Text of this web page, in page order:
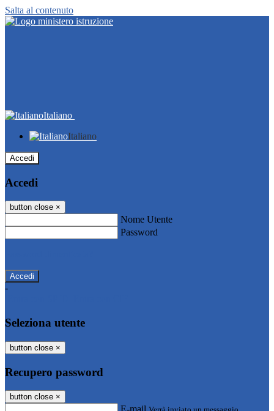
Salta al contenuto
Italiano
Italiano
Accedi
Accedi
button close ×
Nome Utente
Password
-
Seleziona utente
button close ×
Recupero password
button close ×